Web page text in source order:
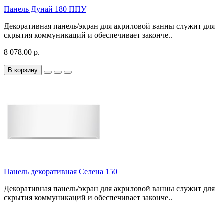
Панель Дунай 180 ППУ
Декоративная панель/экран для акриловой ванны служит для
скрытия коммуникаций и обеспечивает законче..
8 078.00 р.
В корзину
Панель декоративная Селена 150
Декоративная панель/экран для акриловой ванны служит для
скрытия коммуникаций и обеспечивает законче..